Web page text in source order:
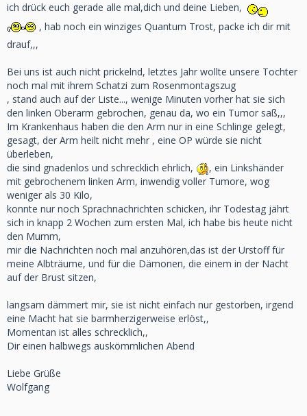
ich drück euch gerade alle mal,dich und deine Lieben,
, hab noch ein winziges Quantum Trost, packe ich dir mit
drauf,,,
Bei uns ist auch nicht prickelnd, letztes Jahr wollte unsere Tochter
noch mal mit ihrem Schatzi zum Rosenmontagszug
, stand auch auf der Liste..., wenige Minuten vorher hat sie sich
den linken Oberarm gebrochen, genau da, wo ein Tumor saß,,,
Im Krankenhaus haben die den Arm nur in eine Schlinge gelegt,
gesagt, der Arm heilt nicht mehr , eine OP würde sie nicht
überleben,
die sind gnadenlos und schrecklich ehrlich,
, ein Linkshänder
mit gebrochenem linken Arm, inwendig voller Tumore, wog
weniger als 30 Kilo,
konnte nur noch Sprachnachrichten schicken, ihr Todestag jährt
sich in knapp 2 Wochen zum ersten Mal, ich habe bis heute nicht
den Mumm,
mir die Nachrichten noch mal anzuhören,das ist der Urstoff für
meine Albträume, und für die Dämonen, die einem in der Nacht
auf der Brust sitzen,
langsam dämmert mir, sie ist nicht einfach nur gestorben, irgend
eine Macht hat sie barmherzigerweise erlöst,,
Momentan ist alles schrecklich,,
Dir einen halbwegs auskömmlichen Abend
Liebe Grüße
Wolfgang